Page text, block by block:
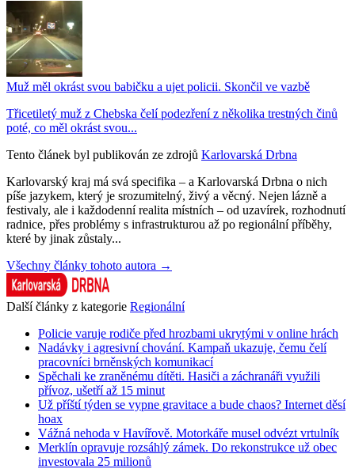
Muž měl okrást svou babičku a ujet policii. Skončil ve vazbě
Třicetiletý muž z Chebska čelí podezření z několika trestných činů
poté, co měl okrást svou...
Tento článek byl publikován ze zdrojů Karlovarská Drbna
Karlovarský kraj má svá specifika – a Karlovarská Drbna o nich
píše jazykem, který je srozumitelný, živý a věcný. Nejen lázně a
festivaly, ale i každodenní realita místních – od uzavírek, rozhodnutí
radnice, přes problémy s infrastrukturou až po regionální příběhy,
které by jinak zůstaly...
Všechny články tohoto autora →
Další články z kategorie Regionální
Policie varuje rodiče před hrozbami ukrytými v online hrách
Nadávky i agresivní chování. Kampaň ukazuje, čemu čelí
pracovníci brněnských komunikací
Spěchali ke zraněnému dítěti. Hasiči a záchranáři využili
přívoz, ušetří až 15 minut
Už příští týden se vypne gravitace a bude chaos? Internet děsí
hoax
Vážná nehoda v Havířově. Motorkáře musel odvézt vrtulník
Merklín opravuje rozsáhlý zámek. Do rekonstrukce už obec
investovala 25 milionů